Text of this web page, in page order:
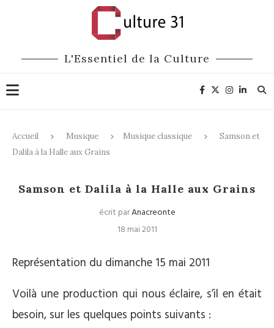
L'Essentiel de la Culture
Accueil Musique Musique classique
Samson et
Dalila à la Halle aux Grains
Musique classique
Samson et Dalila à la Halle aux Grains
écrit parAnacreonte
18 mai 2011
Représentation du dimanche 15 mai 2011
Voilà une production qui nous éclaire, s’il en était
besoin, sur les quelques points suivants :